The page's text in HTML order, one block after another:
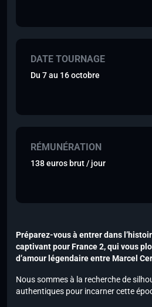
DATE TOURNAGE
Du 7 au 16 octobre
RÉMUNÉRATION
138 euros brut / jour
Préparez-vous à entrer dans
captivant pour France 2, qui vous
d’amour légendaire entre Marcel
Nous sommes à la recherche de
authentiques pour incarner cette